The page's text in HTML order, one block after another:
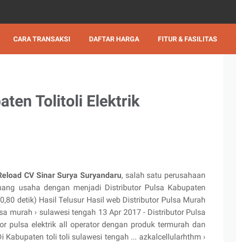
CARA TRANSAKSI DAFTAR HARGA FITUR & FASILITAS
Tolitoli Elektrik
CV Sinar Surya Suryandaru, salah satu perusahaan
usaha dengan menjadi Distributor Pulsa Kabupaten
detik) Hasil Telusur Hasil web Distributor Pulsa Murah
murah › sulawesi tengah 13 Apr 2017 - Distributor Pulsa
pulsa elektrik all operator dengan produk termurah dan
Kabupaten toli toli sulawesi tengah ... azkalcellularhthm ›